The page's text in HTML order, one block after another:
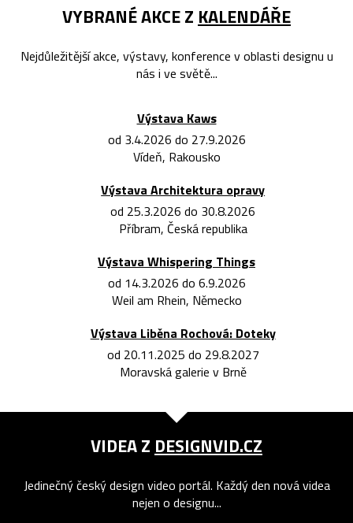
VYBRANÉ AKCE Z KALENDÁŘE
Nejdůležitější akce, výstavy, konference v oblasti designu u
nás i ve světě...
Výstava Kaws
od 3.4.2026 do 27.9.2026
Vídeň, Rakousko
Výstava Architektura opravy
od 25.3.2026 do 30.8.2026
Příbram, Česká republika
Výstava Whispering Things
od 14.3.2026 do 6.9.2026
Weil am Rhein, Německo
Výstava Liběna Rochová: Doteky
od 20.11.2025 do 29.8.2027
Moravská galerie v Brně
VIDEA Z DESIGNVID.CZ
Jedinečný český design video portál. Každý den nová videa
nejen o designu...